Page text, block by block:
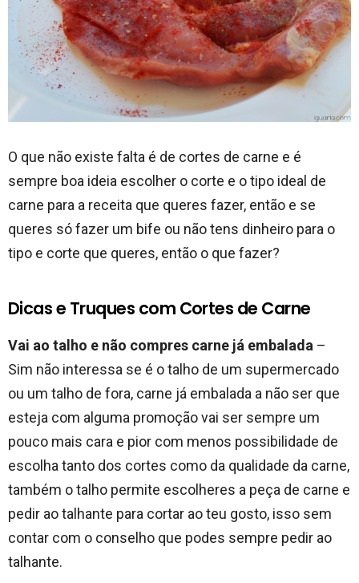
O que não existe falta é de cortes de carne e é
sempre boa ideia escolher o corte e o tipo ideal de
carne para a receita que queres fazer, então e se
queres só fazer um bife ou não tens dinheiro para o
tipo e corte que queres, então o que fazer?
Dicas e Truques com Cortes de Carne
Vai ao talho e não compres carne já embalada –
Sim não interessa se é o talho de um supermercado
ou um talho de fora, carne já embalada a não ser que
esteja com alguma promoção vai ser sempre um
pouco mais cara e pior com menos possibilidade de
escolha tanto dos cortes como da qualidade da carne,
também o talho permite escolheres a peça de carne e
pedir ao talhante para cortar ao teu gosto, isso sem
contar com o conselho que podes sempre pedir ao
talhante.